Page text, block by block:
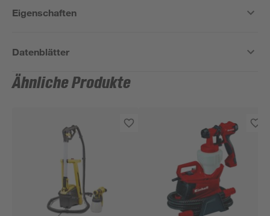
Eigenschaften
Datenblätter
Ähnliche Produkte